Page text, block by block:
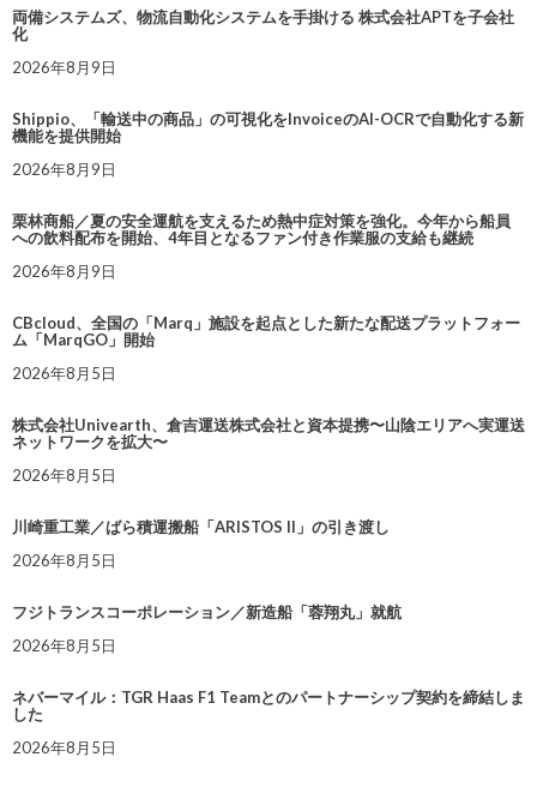
両備システムズ、物流自動化システムを手掛ける 株式会社APTを子会社
化
2026年8月9日
Shippio、「輸送中の商品」の可視化をInvoiceのAI-OCRで自動化する新
機能を提供開始
2026年8月9日
栗林商船／夏の安全運航を支えるため熱中症対策を強化。今年から船員
への飲料配布を開始、4年目となるファン付き作業服の支給も継続
2026年8月9日
CBcloud、全国の「Marq」施設を起点とした新たな配送プラットフォー
ム「MarqGO」開始
2026年8月5日
株式会社Univearth、倉吉運送株式会社と資本提携〜山陰エリアへ実運送
ネットワークを拡大〜
2026年8月5日
川崎重工業／ばら積運搬船「ARISTOS II」の引き渡し
2026年8月5日
フジトランスコーポレーション／新造船「蓉翔丸」就航
2026年8月5日
ネバーマイル：TGR Haas F1 Teamとのパートナーシップ契約を締結しま
した
2026年8月5日